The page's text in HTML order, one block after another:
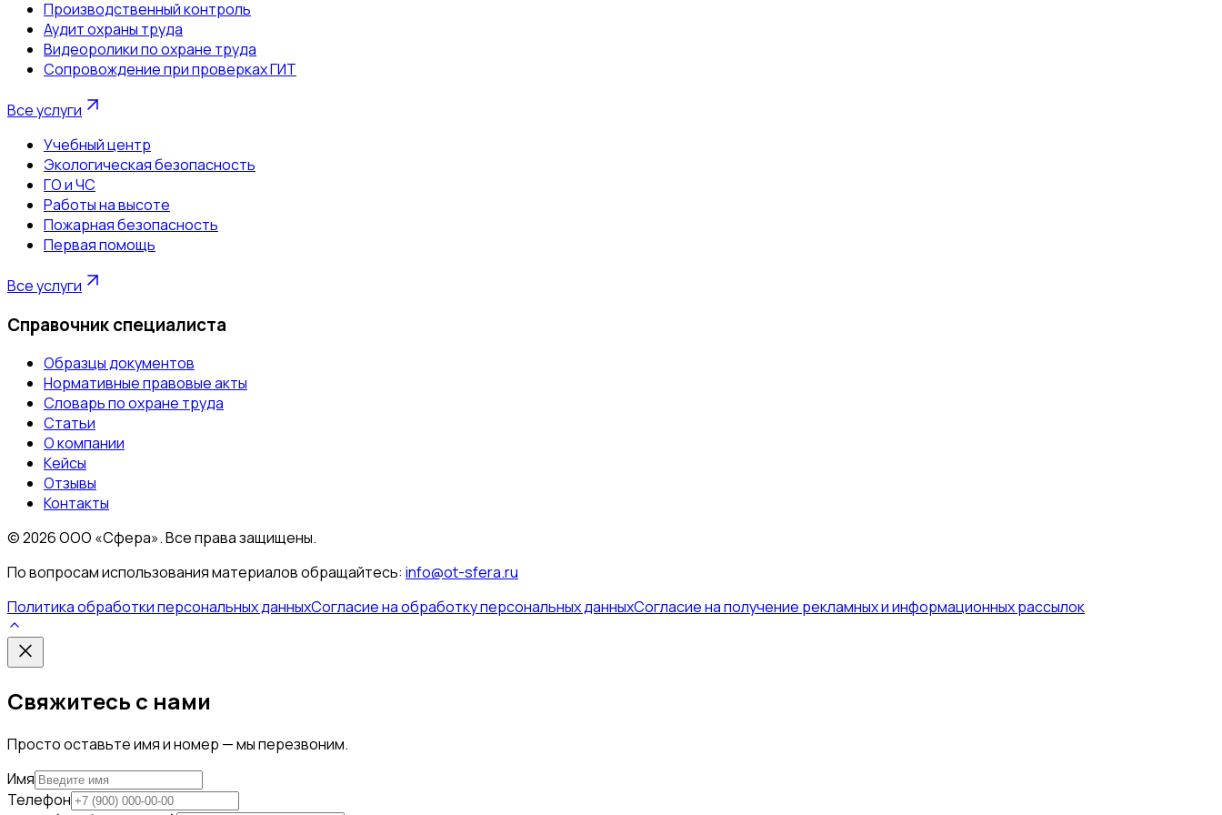
Производственный контроль
Аудит охраны труда
Видеоролики по охране труда
Сопровождение при проверках ГИТ
Все услуги
Учебный центр
Экологическая безопасность
ГО и ЧС
Работы на высоте
Пожарная безопасность
Первая помощь
Все услуги
Справочник специалиста
Образцы документов
Нормативные правовые акты
Словарь по охране труда
Статьи
О компании
Кейсы
Отзывы
Контакты
©2026ООО «Сфера». Все права защищены.
По вопросам использования материалов обращайтесь: info@ot-sfera.ru
Политика обработки персональных данныхСогласие на обработку персональных данныхСогласие на получение рекламных и информационных рассылок
Свяжитесь с нами
Просто оставьте имя и номер — мы перезвоним.
Имя
Телефон